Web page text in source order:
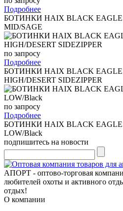
Подробнее
БОТИНКИ HAIX BLACK EAGLE
MID/SAGE
по запросу
Подробнее
БОТИНКИ HAIX BLACK EAGLE
HIGH/DESERT SIDEZIPPER
по запросу
Подробнее
БОТИНКИ HAIX BLACK EAGLE
LOW/Black
подпишитесь на новости
АПОРТ - оптово-торговая
любителей охоты и активного
отдых!
О компании